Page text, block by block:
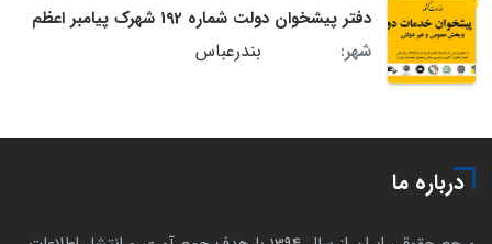
دفتر پیشخوان دولت شماره 192 شهرک پیامبر اعظم
شهر:
بندرعباس
درباره ما